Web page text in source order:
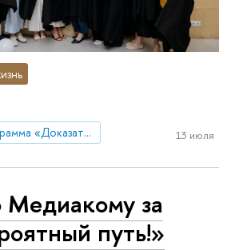
Магистерская программа «Доказательное развитие образования»
13 июля
за
путь!»